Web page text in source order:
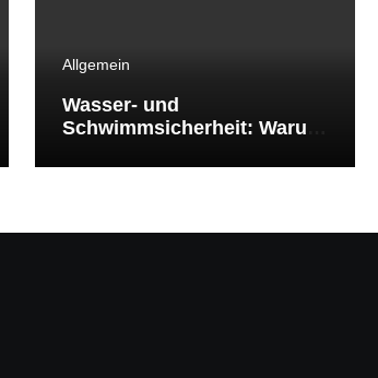
Allgemein
Wasser- und
Schwimmsicherheit: Warum
überlebenswichtig ist